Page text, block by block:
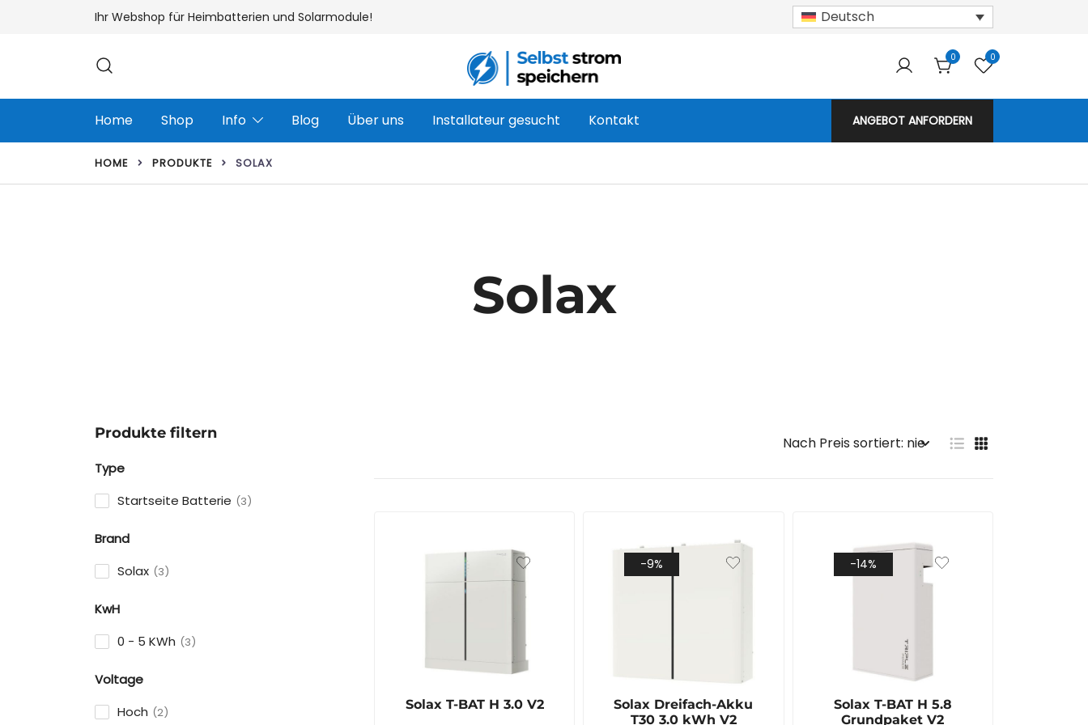
Ihr Webshop für Heimbatterien und Solarmodule! Deutsch
Selbst strom speichern
Ihr Webshop für Heimbatterien und Solarmodule!
0 0
Home Shop Info Blog Über uns Installateur gesucht Kontakt ANGEBOT ANFORDERN
HOME PRODUKTE SOLAX
Solax
Solax T-BAT H 3.0 V2
-9%
Solax Dreifach-Akku
T30 3.0 kWh V2
-14%
Solax T-BAT H 5.8
Grundpaket V2
Produkte filtern
Type
Startseite Batterie
3
Brand
Solax
3
KwH
0 - 5 KWh
3
Voltage
Hoch
2